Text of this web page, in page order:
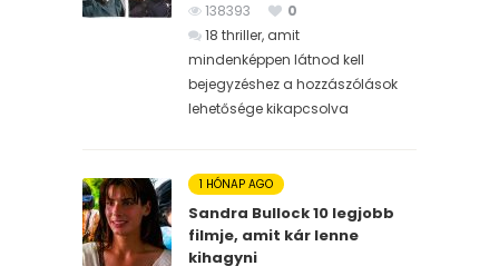
138393
0
18 thriller, amit
mindenképpen látnod kell
bejegyzéshez a hozzászólások
lehetősége kikapcsolva
1 HÓNAP AGO
Sandra Bullock 10 legjobb
filmje, amit kár lenne
kihagyni